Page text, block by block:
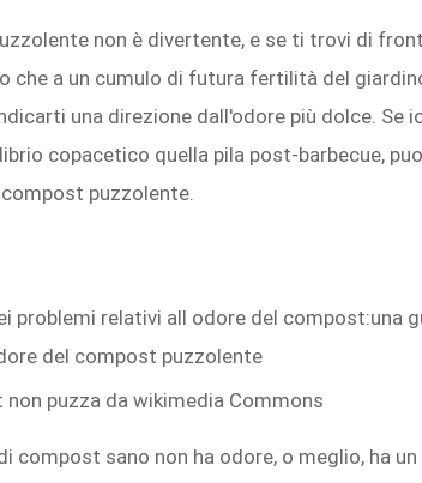
non è divertente, e se ti trovi di
che a un cumulo di futura fertilità del
una direzione dall'odore più dolce. Se
copacetico quella pila post-barbecue,
puzzolente.
non puzza da wikimedia Commons
compost sano non ha odore, o meglio, ha